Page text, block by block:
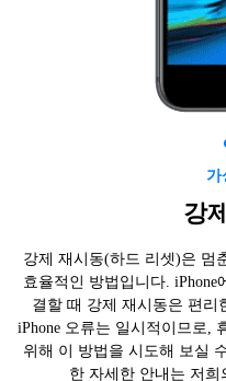
가
강
강제 재시동(하드 리셋)은 멈
효율적인 방법입니다.
결할 때 강제 재시동은 편리
iPhone 오류는 일시적이므로,
위해 이 방법을 시도해 보실
한 자세한 안내는 저희